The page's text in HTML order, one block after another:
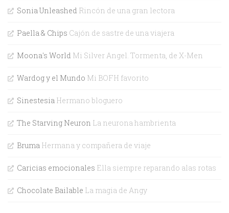
Sonia Unleashed Rincón de una gran lectora
Paella & Chips Cajón de sastre de una viajera
Moona's World Mi Silver Angel. Tormenta, de X-Men
Wardog y el Mundo Mi BOFH favorito
Sinestesia Hermano bloguero
The Starving Neuron La neurona hambrienta
Bruma Hermana y compañera de viaje
Caricias emocionales Ella siempre reparando alas rotas
Chocolate Bailable La magia de Angy